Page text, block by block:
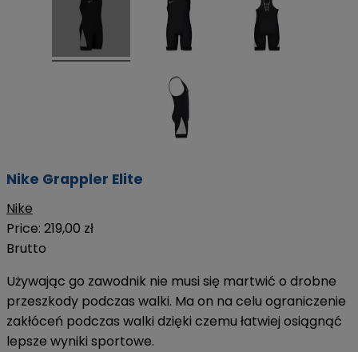
Nike Grappler Elite
Nike
Price: 219,00 zł
Brutto
Używając go zawodnik nie musi się martwić o drobne
przeszkody podczas walki. Ma on na celu ograniczenie
zakłóceń podczas walki dzięki czemu łatwiej osiągnąć
lepsze wyniki sportowe.